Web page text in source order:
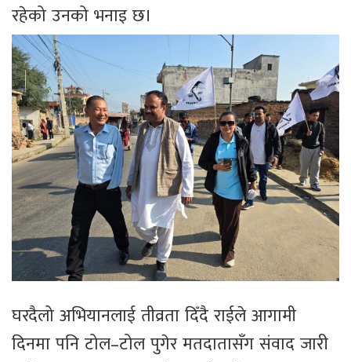
रहेको उनको भनाइ छ।
घरदैलो अभियानलाई तीव्रता दिँदै राईले आगामी
दिनमा पनि टोल–टोल पुगेर मतदातासँग संवाद जारी